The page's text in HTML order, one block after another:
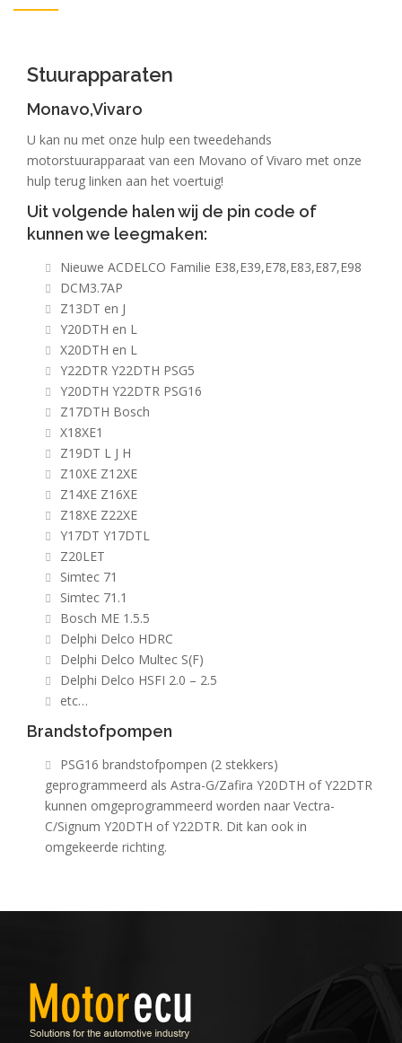
Stuurapparaten
Monavo,Vivaro
U kan nu met onze hulp een tweedehands
motorstuurapparaat van een Movano of Vivaro met onze
hulp terug linken aan het voertuig!
Uit volgende halen wij de pin code of
kunnen we leegmaken:
Nieuwe ACDELCO Familie E38,E39,E78,E83,E87,E98
DCM3.7AP
Z13DT en J
Y20DTH en L
X20DTH en L
Y22DTR Y22DTH PSG5
Y20DTH Y22DTR PSG16
Z17DTH Bosch
X18XE1
Z19DT L J H
Z10XE Z12XE
Z14XE Z16XE
Z18XE Z22XE
Y17DT Y17DTL
Z20LET
Simtec 71
Simtec 71.1
Bosch ME 1.5.5
Delphi Delco HDRC
Delphi Delco Multec S(F)
Delphi Delco HSFI 2.0 – 2.5
etc…
Brandstofpompen
PSG16 brandstofpompen (2 stekkers)
geprogrammeerd als Astra-G/Zafira Y20DTH of Y22DTR
kunnen omgeprogrammeerd worden naar Vectra-
C/Signum Y20DTH of Y22DTR. Dit kan ook in
omgekeerde richting.